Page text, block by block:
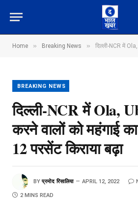
Home » Breaking News » दिल्ली-NCR में Ola, Uber से सफर
BREAKING NEWS
दिल्ली-NCR में Ola,
करने वालों को महंगाई
12 परसेंट किराया बढ़ा
BY प्रमोद रिसालिया APRIL 12, 2022
2 MINS READ